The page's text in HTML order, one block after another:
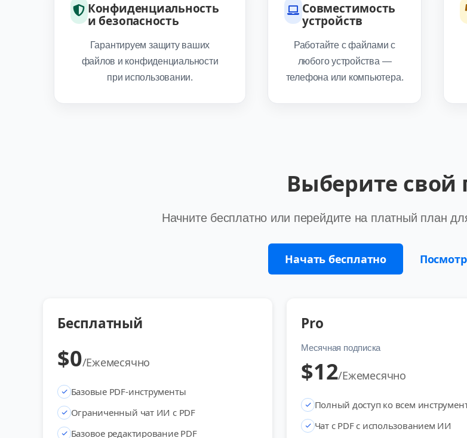
Конфиденциальность
и безопасность
Гарантируем защиту ваших
файлов и конфиденциальности
при использовании.
Совместимость
устройств
Работайте с файлами с
любого устройства —
телефона или компьютера.
Выберите свой
Начните бесплатно или перейдите на платный план
Начать бесплатно
Бесплатный
$0/Ежемесячно
Базовые PDF-инструменты
Ограниченный чат ИИ с PDF
Базовое редактирование PDF
Pro
Месячная подписка
$12/Ежемесячно
Полный доступ ко всем
Чат с PDF с использованием ИИ